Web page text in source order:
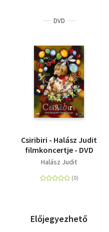
Tankönyv, segédkönyv
Társadalomtudomány
Természettudomány
Történelem
DVD
Csiribiri - Halász Judit
filmkoncertje - DVD
Halász Judit
Előjegyezhető